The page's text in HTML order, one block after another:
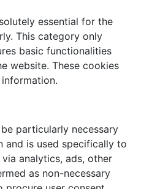
essential for the
This category only
basic functionalities
website. These cookies
particularly necessary
is used specifically to
analytics, ads, other
as non-necessary